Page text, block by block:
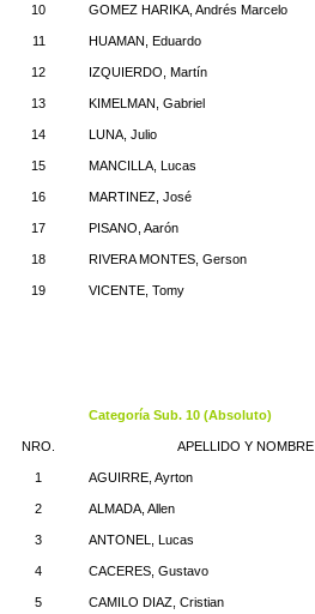
10 GOMEZ HARIKA, Andrés Marcelo
11 HUAMAN, Eduardo
12 IZQUIERDO, Martín
13 KIMELMAN, Gabriel
14 LUNA, Julio
15 MANCILLA, Lucas
16 MARTINEZ, José
17 PISANO, Aarón
18 RIVERA MONTES, Gerson
19 VICENTE, Tomy
Categoría Sub. 10 (Absoluto)
NRO. APELLIDO Y NOMBRE
1 AGUIRRE, Ayrton
2 ALMADA, Allen
3 ANTONEL, Lucas
4 CACERES, Gustavo
5 CAMILO DIAZ, Cristian